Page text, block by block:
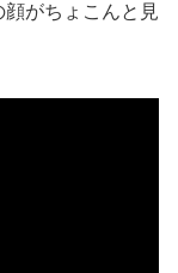
がちょこんと見